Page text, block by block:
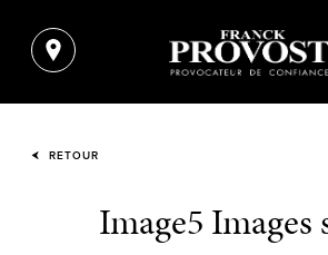
RETOUR
Image5 Images